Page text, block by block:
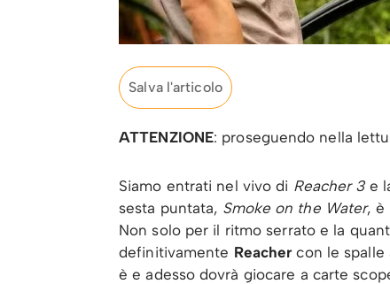
Salva l'articolo
ATTENZIONE: proseguendo nella
Siamo entrati nel vivo di Reacher 3e
sesta puntata, Smoke on the Water, è
Non solo per il ritmo serrato e la
definitivamente Reachercon le spalle
è e adesso dovrà giocare a carte